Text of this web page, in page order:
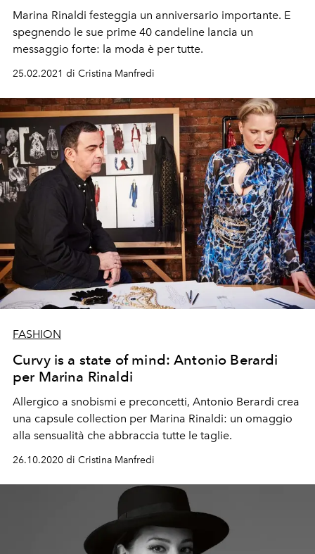
Marina Rinaldi festeggia un anniversario importante. E
spegnendo le sue prime 40 candeline lancia un
messaggio forte: la moda è per tutte.
25.02.2021 di Cristina Manfredi
FASHION
Curvy is a state of mind: Antonio Berardi
per Marina Rinaldi
Allergico a snobismi e preconcetti, Antonio Berardi crea
una capsule collection per Marina Rinaldi: un omaggio
alla sensualità che abbraccia tutte le taglie.
26.10.2020 di Cristina Manfredi